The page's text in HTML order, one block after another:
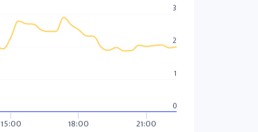
15:00 18:00 21:00
0
1
2
3